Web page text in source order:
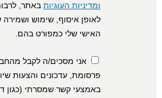
ומדיניות העוגיות באתר,
לאופן איסוף, שימוש
האישי שלי כמפורט בהם.
אני מסכים/ה לקבל
פרסומת, עדכונים והצעות